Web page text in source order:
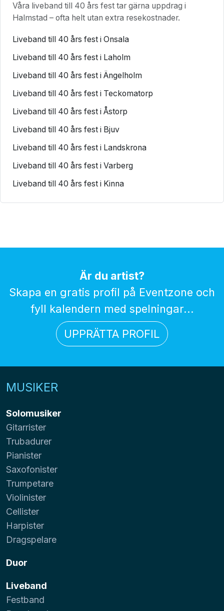
Våra liveband till 40 års fest tar gärna uppdrag i
Halmstad – ofta helt utan extra resekostnader.
Liveband till 40 års fest i Onsala
Liveband till 40 års fest i Laholm
Liveband till 40 års fest i Ängelholm
Liveband till 40 års fest i Teckomatorp
Liveband till 40 års fest i Åstorp
Liveband till 40 års fest i Bjuv
Liveband till 40 års fest i Landskrona
Liveband till 40 års fest i Varberg
Liveband till 40 års fest i Kinna
Är du artist?
Skapa en gratis profil på Eventzone och
fyll kalendern med spelningar...
UPPRÄTTA PROFIL
MUSIKER
Solomusiker
Gitarrister
Trubadurer
Pianister
Saxofonister
Trumpetare
Violinister
Cellister
Harpister
Dragspelare
Duor
Liveband
Festband